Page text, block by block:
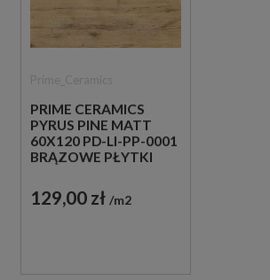
PRIME CERAMICS
PYRUS PINE MATT
60X120 PD-LI-PP-0001
BRĄZOWE PŁYTKI
129,00 zł m2